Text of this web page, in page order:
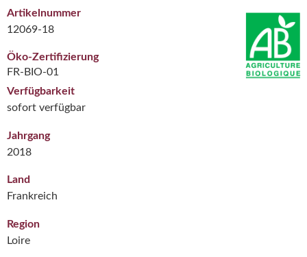
Artikelnummer
12069-18
Öko-Zertifizierung
FR-BIO-01
Verfügbarkeit
sofort verfügbar
Jahrgang
2018
Land
Frankreich
Region
Loire